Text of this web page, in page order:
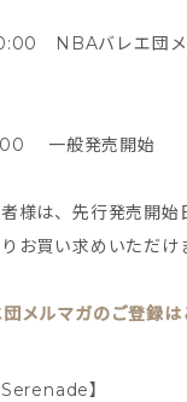
NBAバレエ団メ
一般発売開始
様は、先行発売開
お買い求めいただけ
メルマガのご登録は
】